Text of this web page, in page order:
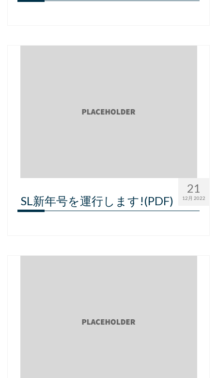
21
12月 2022
SL新年号を運行します!(PDF)